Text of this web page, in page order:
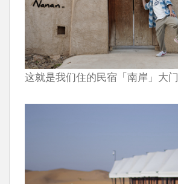
这就是我们住的民宿「南岸」大门